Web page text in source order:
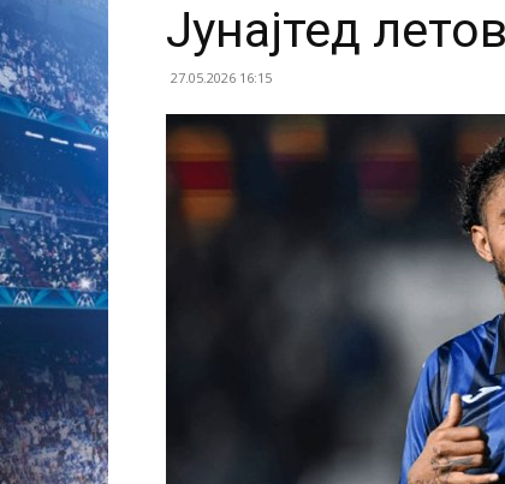
Јунајтед
27.05.2026 16:15